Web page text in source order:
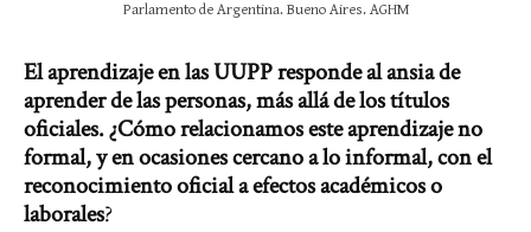
Parlamento de Argentina. Bueno Aires. AGHM
El aprendizaje en las UUPP responde al ansia de
aprender de las personas, más allá de los títulos
oficiales. ¿Cómo relacionamos este aprendizaje no
formal, y en ocasiones cercano a lo informal, con el
reconocimiento oficial a efectos académicos o
laborales?